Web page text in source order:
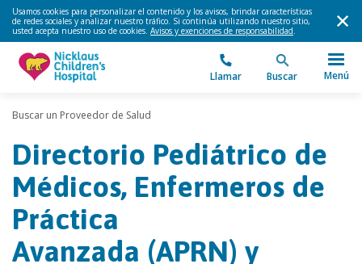
Usamos cookies para personalizar el contenido y los avisos, brindar características
de redes sociales y analizar nuestro tráfico. Si continúa utilizando nuestro sitio,
usted acepta nuestro uso de cookies. Avisos y exenciones de responsabilidad.
Llamar Buscar Menú
Buscar un Proveedor de Salud
Directorio Pediátrico de
Médicos, Enfermeros de
Práctica
Avanzada (APRN) y